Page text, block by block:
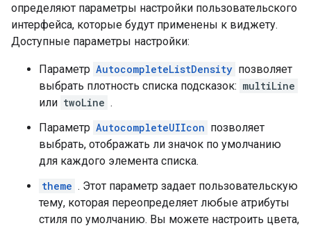
определяют параметры настройки пользовательского
интерфейса, которые будут применены к виджету.
Доступные параметры настройки:
Параметр AutocompleteListDensity позволяет
выбрать плотность списка подсказок: multiLine
или twoLine .
Параметр AutocompleteUIIcon позволяет
выбрать, отображать ли значок по умолчанию
для каждого элемента списка.
theme . Этот параметр задает пользовательскую
тему, которая переопределяет любые атрибуты
стиля по умолчанию. Вы можете настроить цвета,